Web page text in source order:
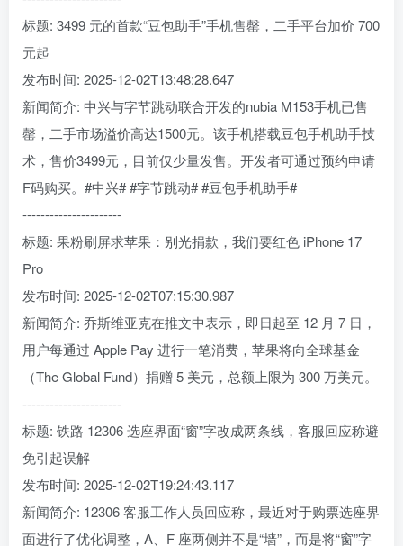
标题: 3499 元的首款“豆包助手”手机售罄，二手平台加价 700
元起
发布时间: 2025-12-02T13:48:28.647
新闻简介: 中兴与字节跳动联合开发的nubia M153手机已售
罄，二手市场溢价高达1500元。该手机搭载豆包手机助手技
术，售价3499元，目前仅少量发售。开发者可通过预约申请
F码购买。#中兴# #字节跳动# #豆包手机助手#
----------------------
标题: 果粉刷屏求苹果：别光捐款，我们要红色 iPhone 17
Pro
发布时间: 2025-12-02T07:15:30.987
新闻简介: 乔斯维亚克在推文中表示，即日起至 12 月 7 日，
用户每通过 Apple Pay 进行一笔消费，苹果将向全球基金
（The Global Fund）捐赠 5 美元，总额上限为 300 万美元。
----------------------
标题: 铁路 12306 选座界面“窗”字改成两条线，客服回应称避
免引起误解
发布时间: 2025-12-02T19:24:43.117
新闻简介: 12306 客服工作人员回应称，最近对于购票选座界
面进行了优化调整，A、F 座两侧并不是“墙”，而是将“窗”字